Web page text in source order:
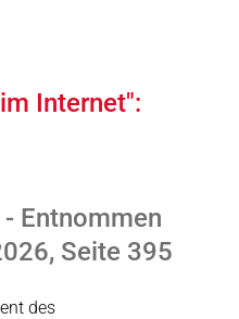
Internet":
Entnommen
Seite 395
des